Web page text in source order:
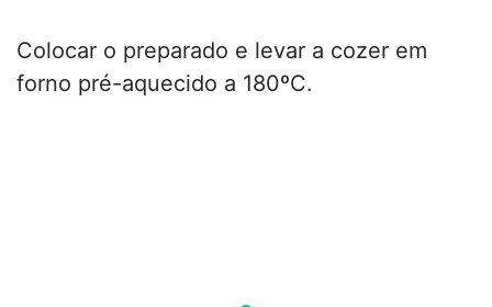
Colocar o preparado e levar a cozer em
forno pré-aquecido a 180ºC.